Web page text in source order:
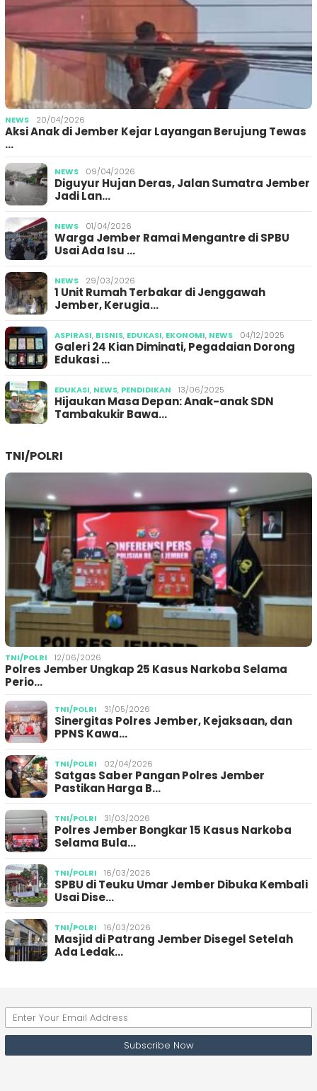
NEWS 20/04/2026
Aksi Anak di Jember Kejar Layangan Berujung Tewas
…
NEWS 09/04/2026
Diguyur Hujan Deras, Jalan Sumatra Jember
Jadi Lan…
NEWS 01/04/2026
Warga Jember Ramai Mengantre di SPBU
Usai Ada Isu …
NEWS 29/03/2026
1 Unit Rumah Terbakar di Jenggawah
Jember, Kerugia…
ASPIRASI, BISNIS, EDUKASI, EKONOMI, NEWS 04/12/2025
Galeri 24 Kian Diminati, Pegadaian Dorong
Edukasi …
EDUKASI, NEWS, PENDIDIKAN 13/06/2025
Hijaukan Masa Depan: Anak-anak SDN
Tambakukir Bawa…
TNI/POLRI
TNI/POLRI 12/06/2026
Polres Jember Ungkap 25 Kasus Narkoba Selama
Perio…
TNI/POLRI 31/05/2026
Sinergitas Polres Jember, Kejaksaan, dan
PPNS Kawa…
TNI/POLRI 02/04/2026
Satgas Saber Pangan Polres Jember
Pastikan Harga B…
TNI/POLRI 31/03/2026
Polres Jember Bongkar 15 Kasus Narkoba
Selama Bula…
TNI/POLRI 16/03/2026
SPBU di Teuku Umar Jember Dibuka Kembali
Usai Dise…
TNI/POLRI 16/03/2026
Masjid di Patrang Jember Disegel Setelah
Ada Ledak…